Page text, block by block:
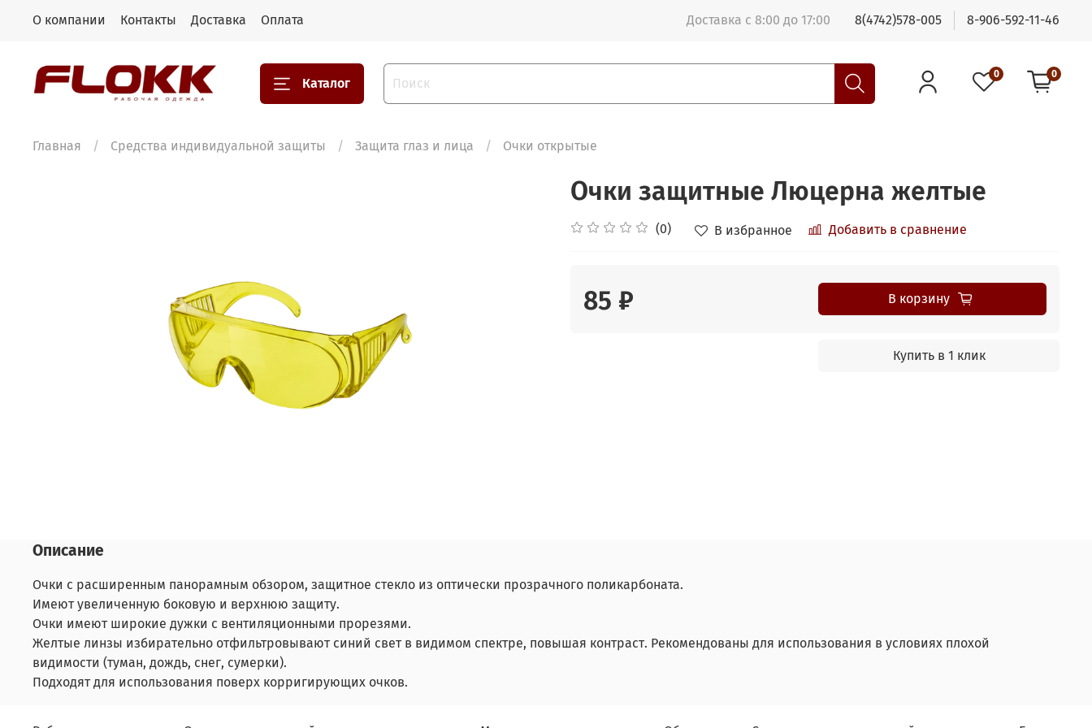
О компании Контакты Доставка Оплата Доставка с 8:00 до 17:00 8(4742)578-005 8-906-592-11-46
Каталог
0 0
Главная Средства индивидуальной защиты Защита глаз и лица Очки открытые
Очки защитные Люцерна желтые
(0) В избранное Добавить в сравнение
85 ₽ В корзину
Купить в 1 клик
Описание
Очки с расширенным панорамным обзором, защитное стекло из оптически прозрачного поликарбоната.
Имеют увеличенную боковую и верхнюю защиту.
Очки имеют широкие дужки с вентиляционными прорезями.
Желтые линзы избирательно отфильтровывают синий свет в видимом спектре, повышая контраст. Рекомендованы для использования в условиях плохой
видимости (туман, дождь, снег, сумерки).
Подходят для использования поверх корригирующих очков.